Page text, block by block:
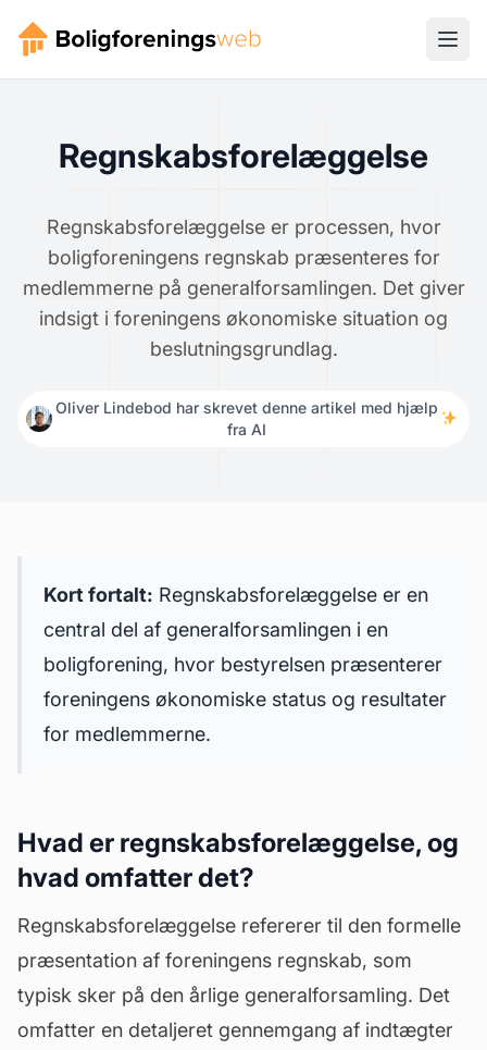
Regnskabsforelæggelse
Regnskabsforelæggelse er processen, hvor
boligforeningens regnskab præsenteres for
medlemmerne på generalforsamlingen. Det giver
indsigt i foreningens økonomiske situation og
beslutningsgrundlag.
Oliver Lindebod har skrevet denne artikel med hjælp
fra AI
Kort fortalt: Regnskabsforelæggelse er en
central del af generalforsamlingen i en
boligforening, hvor bestyrelsen præsenterer
foreningens økonomiske status og resultater
for medlemmerne.
Hvad er regnskabsforelæggelse, og
hvad omfatter det?
Regnskabsforelæggelse refererer til den formelle
præsentation af foreningens regnskab, som
typisk sker på den årlige generalforsamling. Det
omfatter en detaljeret gennemgang af indtægter